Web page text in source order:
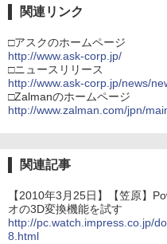
関連リンク
□アスクのホームページ
http://www.ask-corp.jp/
□ニュースリリース
http://www.ask-corp.jp/news/
□Zalmanのホームページ
http://www.zalman.com/jpn/
関連記事
【2010年3月25日】【笠原】
オの3D変換機能を試す
http://pc.watch.impress.co.jp/
8.html